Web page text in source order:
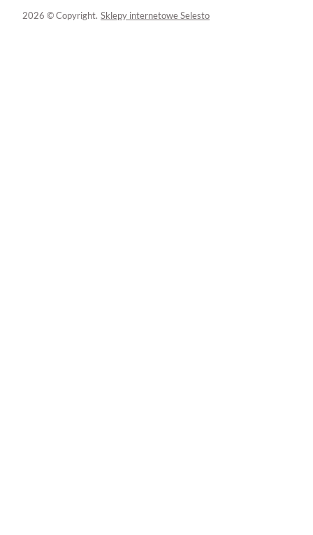
2026 © Copyright. Sklepy internetowe Selesto